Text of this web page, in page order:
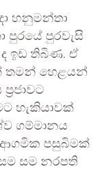
හනුමන්තා
පුරවැසි
ද ඉඩ තිබිණ. ඒ
තමන් හෙළයන්
හැකියාවක්
ගම්මානය
පසුබිමක්
සම නරපති